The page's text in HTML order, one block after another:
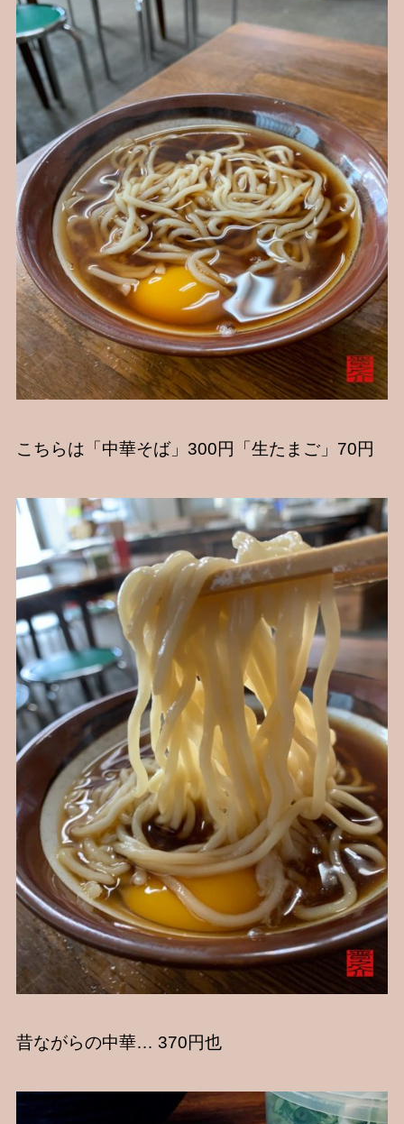
こちらは「中華そば」300円「生たまご」70円
昔ながらの中華… 370円也